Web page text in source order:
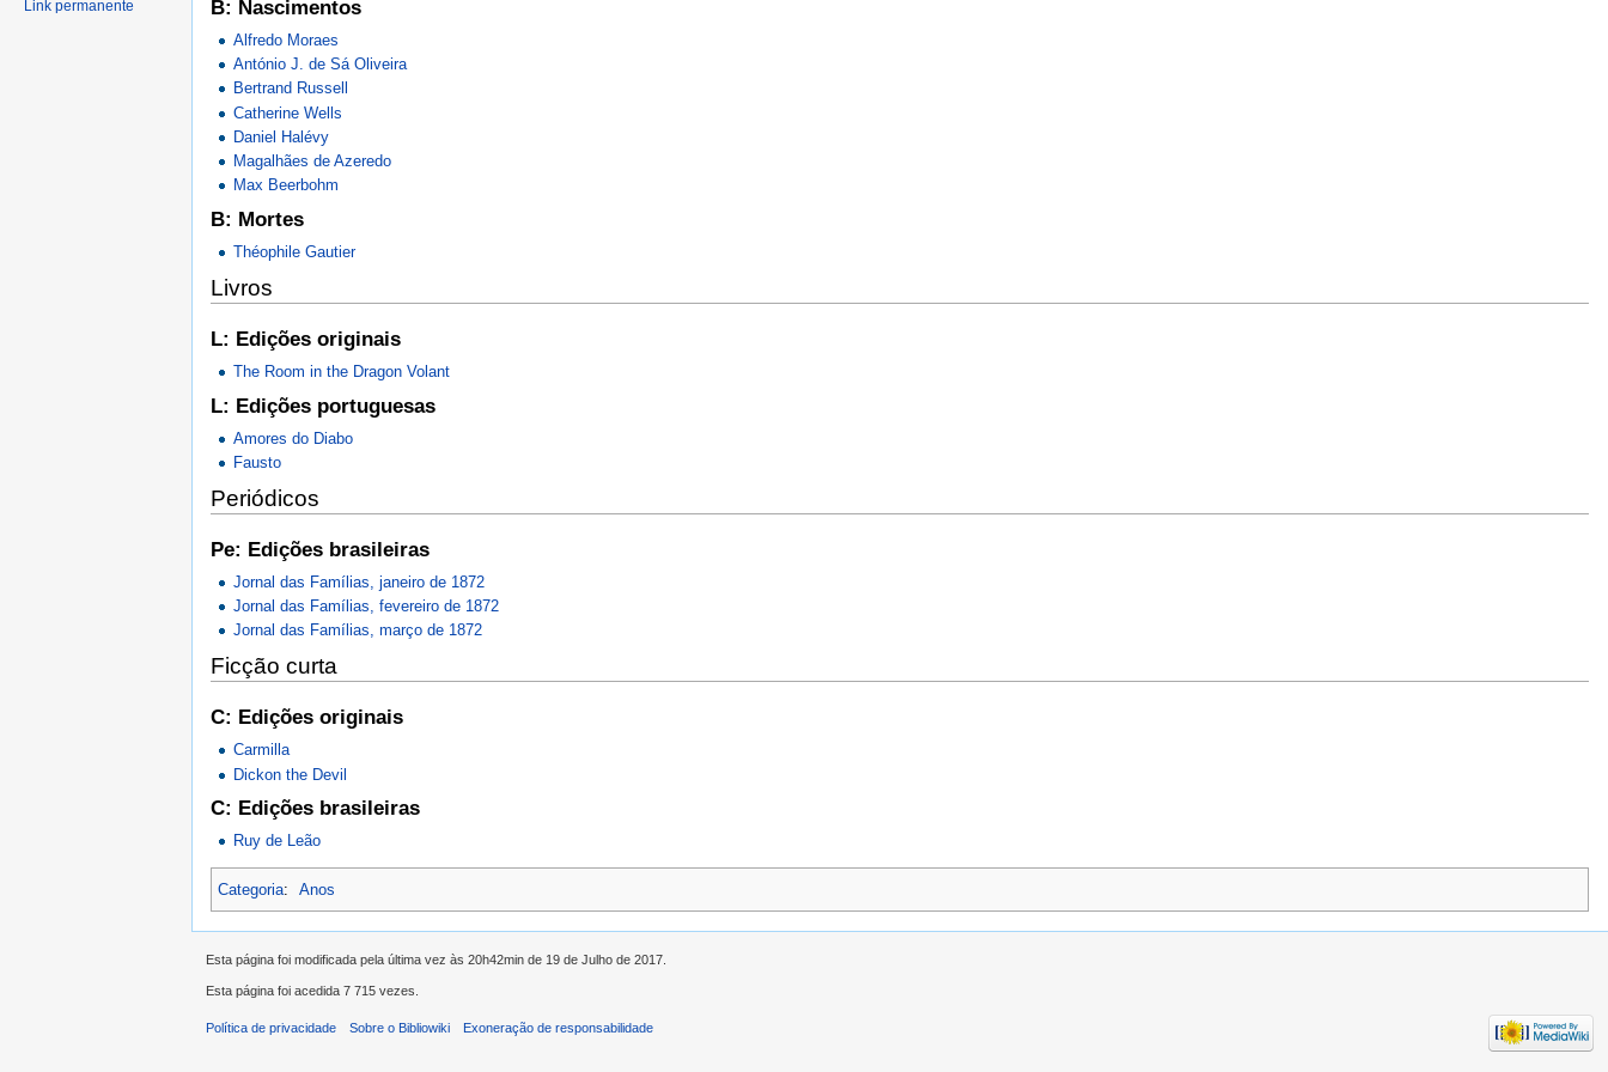
B: Nascimentos
Alfredo Moraes
António J. de Sá Oliveira
Bertrand Russell
Catherine Wells
Daniel Halévy
Magalhães de Azeredo
Max Beerbohm
B: Mortes
Théophile Gautier
Livros
L: Edições originais
The Room in the Dragon Volant
L: Edições portuguesas
Amores do Diabo
Fausto
Periódicos
Pe: Edições brasileiras
Jornal das Famílias, janeiro de 1872
Jornal das Famílias, fevereiro de 1872
Jornal das Famílias, março de 1872
Ficção curta
C: Edições originais
Carmilla
Dickon the Devil
C: Edições brasileiras
Ruy de Leão
Categoria: Anos
Link permanente
Esta página foi modificada pela última vez às 20h42min de 19 de Julho de 2017.
Esta página foi acedida 7 715 vezes.
Política de privacidade Sobre o Bibliowiki Exoneração de responsabilidade